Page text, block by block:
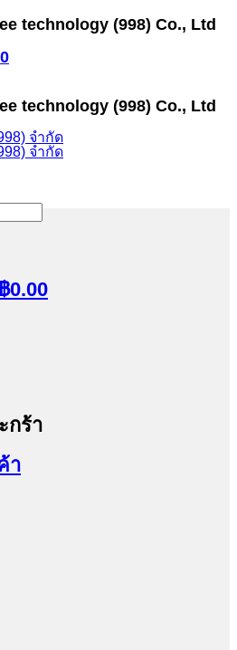
technology (998) Co., Ltd
technology (998) Co., Ltd
฿0.00
กร้า
า